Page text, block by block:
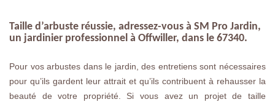
Taille d’arbuste réussie, adressez-vous à SM Pro Jardin,
un jardinier professionnel à Offwiller, dans le 67340.
Pour vos arbustes dans le jardin, des entretiens sont nécessaires
pour qu’ils gardent leur attrait et qu’ils contribuent à rehausser la
beauté de votre propriété. Si vous avez un projet de taille